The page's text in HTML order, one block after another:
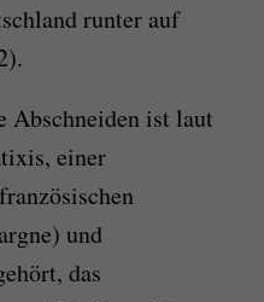
runter auf
Abschneiden ist laut
einer
und
das